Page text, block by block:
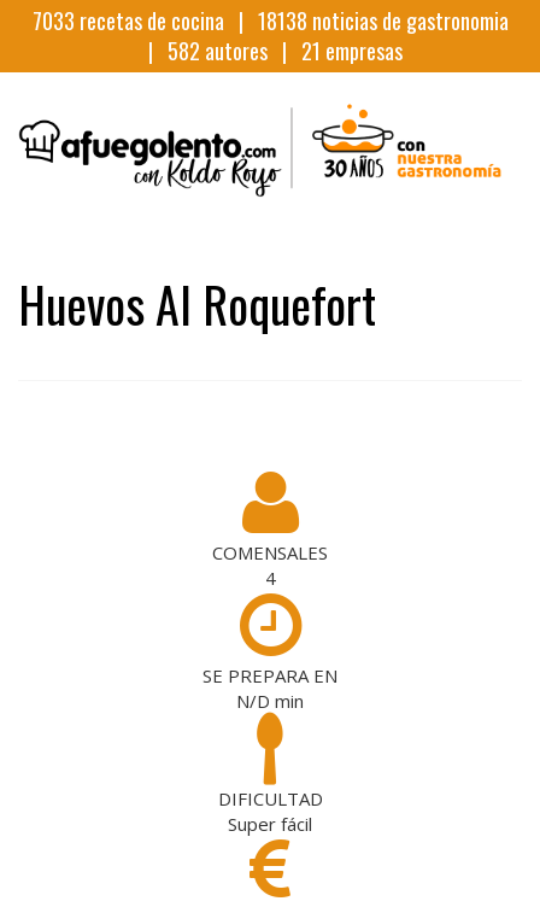
7033 recetas de cocina | 18138 noticias de gastronomia
| 582 autores | 21 empresas
Huevos Al Roquefort
COMENSALES
4
SE PREPARA EN
N/D min
DIFICULTAD
Super fácil